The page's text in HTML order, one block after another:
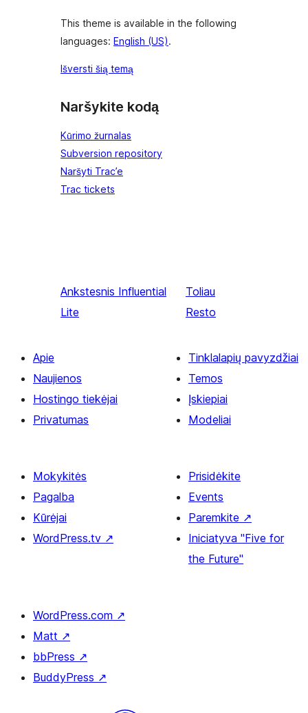
This theme is available in the following
languages: English (US).
Išversti šią temą
Naršykite kodą
Kūrimo žurnalas
Subversion repository
Naršyti Trac’e
Trac tickets
Ankstesnis Influential
Lite
Toliau
Resto
Apie
Naujienos
Hostingo tiekėjai
Privatumas
Tinklalapių pavyzdžiai
Temos
Įskiepiai
Modeliai
Mokykitės
Pagalba
Kūrėjai
WordPress.tv ↗
Prisidėkite
Events
Paremkite ↗
Iniciatyva "Five for
the Future"
WordPress.com ↗
Matt ↗
bbPress ↗
BuddyPress ↗